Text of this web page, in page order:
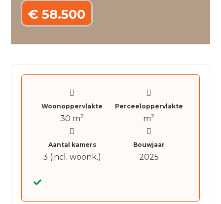
€ 58.500
Woonoppervlakte
30 m2
Perceeloppervlakte
m2
Aantal kamers
3 (incl. woonk.)
Bouwjaar
2025